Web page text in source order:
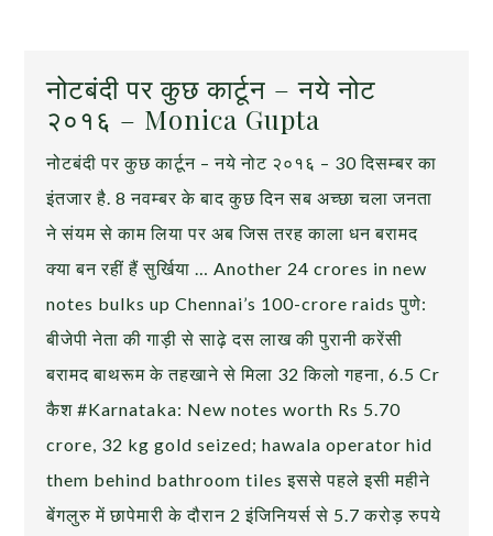
नोटबंदी पर कुछ कार्टून – नये नोट
२०१६ – Monica Gupta
नोटबंदी पर कुछ कार्टून – नये नोट २०१६ – 30 दिसम्बर का
इंतजार है. 8 नवम्बर के बाद कुछ दिन सब अच्छा चला जनता
ने संयम से काम लिया पर अब जिस तरह काला धन बरामद
क्या बन रहीं हैं सुर्खिया … Another 24 crores in new
notes bulks up Chennai’s 100-crore raids पुणे:
बीजेपी नेता की गाड़ी से साढ़े दस लाख की पुरानी करेंसी
बरामद बाथरूम के तहखाने से मिला 32 किलो गहना, 6.5 Cr
कैश #Karnataka: New notes worth Rs 5.70
crore, 32 kg gold seized; hawala operator hid
them behind bathroom tiles इससे पहले इसी महीने
बेंगलुरु में छापेमारी के दौरान 2 इंजिनियर्स से 5.7 करोड़ रुपये